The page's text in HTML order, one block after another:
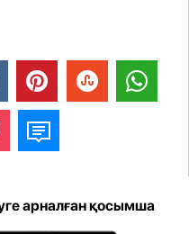
арналған қосымша